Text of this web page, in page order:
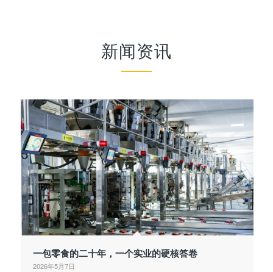
新闻资讯
一包零食的二十年，一个实业的硬核答卷
2026年5月7日